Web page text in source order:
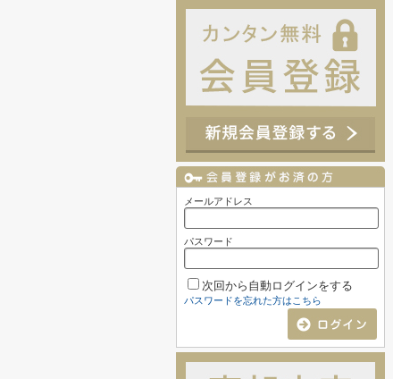
メールアドレス
パスワード
次回から自動ログインをする
パスワードを忘れた方はこちら